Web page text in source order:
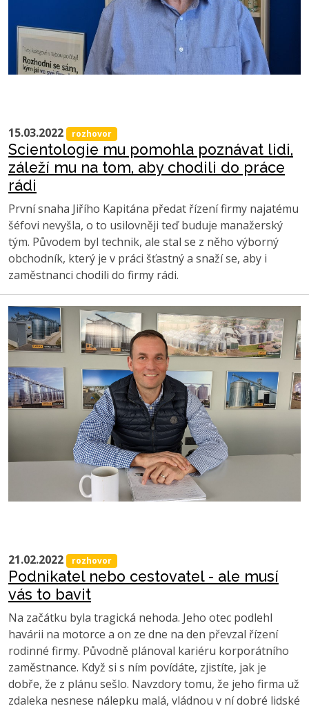
15.03.2022 rozhovor
Scientologie mu pomohla poznávat lidi,
záleží mu na tom, aby chodili do práce
rádi
První snaha Jiřího Kapitána předat řízení firmy najatému
šéfovi nevyšla, o to usilovněji teď buduje manažerský
tým. Původem byl technik, ale stal se z něho výborný
obchodník, který je v práci šťastný a snaží se, aby i
zaměstnanci chodili do firmy rádi.
21.02.2022 rozhovor
Podnikatel nebo cestovatel - ale musí
vás to bavit
Na začátku byla tragická nehoda. Jeho otec podlehl
havárii na motorce a on ze dne na den převzal řízení
rodinné firmy. Původně plánoval kariéru korporátního
zaměstnance. Když si s ním povídáte, zjistíte, jak je
dobře, že z plánu sešlo. Navzdory tomu, že jeho firma už
zdaleka nesnese nálepku malá, vládnou v ní dobré lidské